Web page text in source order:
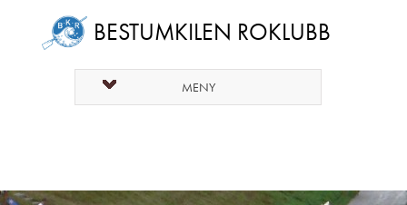
BESTUMKILEN ROKLUBB
MENY